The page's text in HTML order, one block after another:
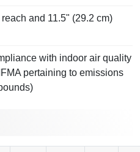
and 11.5" (29.2 cm)
with indoor air quality
pertaining to emissions